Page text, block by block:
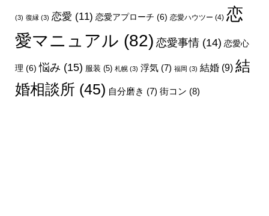
(3) 復縁(3) 恋愛 (11) 恋愛アプローチ (6) 恋愛ハウツー (4) 恋
愛マニュアル (82) 恋愛事情(14) 恋愛心
理 (6) 悩み (15) 服装 (5) 札幌(3) 浮気(7) 福岡 (3) 結婚(9) 結
婚相談所 (45) 自分磨き (7) 街コン (8)